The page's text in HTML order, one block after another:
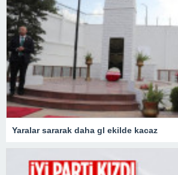
Yaralar sararak daha gl ekilde kacaz